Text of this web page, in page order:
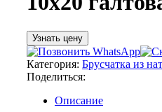
Узнать цену
Категория: Брусчатка из
Поделиться:
Описание